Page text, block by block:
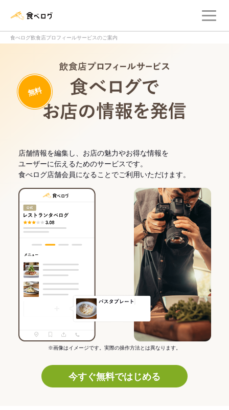
食べログ飲食店プロフィールサービスのご案内
無料
店舗情報を編集し、お店の魅力やお得な情報を
ユーザーに伝えるためのサービスです。
食べログ店舗会員になることでご利用いただけます。
※画像はイメージです。実際の操作方法とは異なります。
今すぐ無料ではじめる